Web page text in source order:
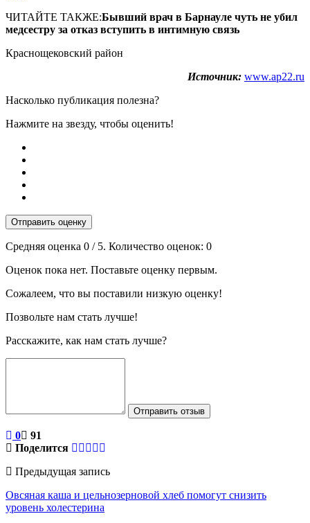
ЧИТАЙТЕ ТАКЖЕ:Бывший врач в Барнауле чуть не убил
медсестру за отказ вступить в интимную связь
Краснощековский район
Источник: www.ap22.ru
Насколько публикация полезна?
Нажмите на звезду, чтобы оценить!
Отправить оценку
Средняя оценка 0 / 5. Количество оценок: 0
Оценок пока нет. Поставьте оценку первым.
Сожалеем, что вы поставили низкую оценку!
Позвольте нам стать лучше!
Расскажите, как нам стать лучше?
Отправить отзыв
0
91
Поделится
Предыдущая запись
Овсяная каша и цельнозерновой хлеб помогут снизить
уровень холестерина